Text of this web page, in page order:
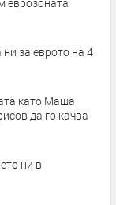
еврозоната
за еврото на 4
като Маша
да го качва
ни в